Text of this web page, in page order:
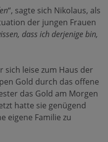
“, sagte sich Nikolaus, als
der jungen Frauen
dass ich derjenige bin,
sich leise zum Haus der
Gold durch das offene
das Gold am Morgen
hatte sie genügend
eigene Familie zu